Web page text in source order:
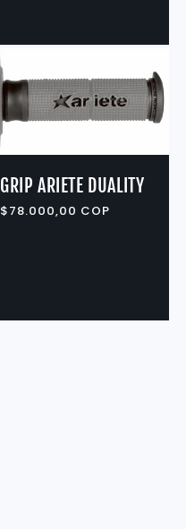
GRIP ARIETE DUALITY
Precio
$78.000,00 COP